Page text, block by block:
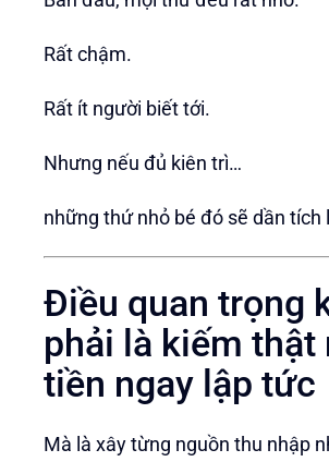
Rất chậm.
Rất ít người biết tới.
Nhưng nếu đủ kiên trì…
những thứ nhỏ bé đó sẽ dần tích
Điều quan trọng
phải là kiếm thật
tiền ngay lập tức
Mà là xây từng nguồn thu nhập